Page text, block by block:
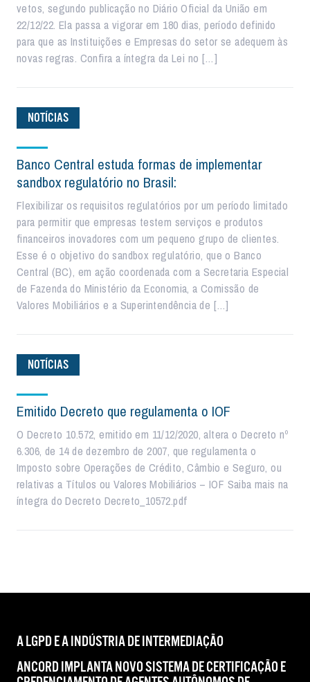
vetos, segundo publicação no Diário Oficial da União em
22/12/22. Ela passa a vigorar em 180 dias, período definido
para que as Instituições e Empresas do setor se adequem às
novas regras. Confira a íntegra da Lei no […]
NOTÍCIAS
Banco Central estuda formas de implementar
sandbox regulatório no Brasil:
Flexibilizar os requisitos regulatórios por um período limitado
para permitir que empresas testem serviços e produtos
financeiros inovadores com um pequeno grupo de clientes.
Esse é o objetivo do sandbox regulatório, que o Banco
Central (BC), em ação coordenada com a Secretaria Especial
de Fazenda do Ministério da Economia, a Comissão de
Valores Mobiliários e a Superintendência de […]
NOTÍCIAS
Emitido Decreto que regulamenta o IOF
O Decreto 10.572, emitido em 11/12/2020, altera o Decreto nº
6.306, de 14 de dezembro de 2007, que regulamenta o
Imposto sobre Operações de Crédito, Câmbio e Seguro, ou
relativas a Títulos ou Valores Mobiliários – IOF Saiba mais na
íntegra do Decreto Decreto_10572.pdf
A LGPD E A INDÚSTRIA DE INTERMEDIAÇÃO
ANCORD IMPLANTA NOVO SISTEMA DE CERTIFICAÇÃO E